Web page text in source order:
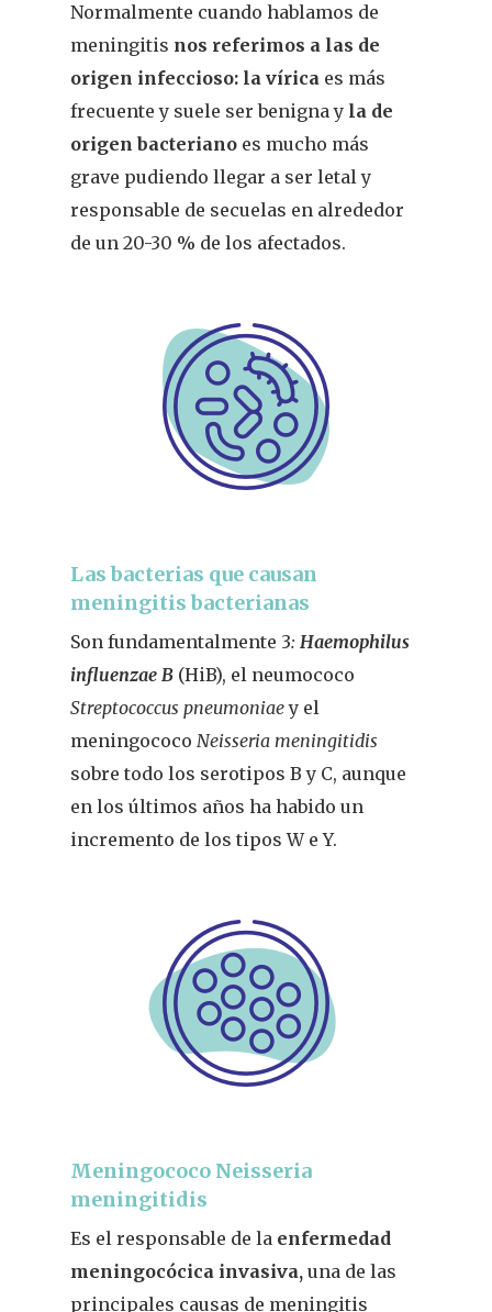
Normalmente cuando hablamos de
meningitis nos referimos a las de
origen infeccioso: la vírica es más
frecuente y suele ser benigna y la de
origen bacteriano es mucho más
grave pudiendo llegar a ser letaly
responsable de secuelas en alrededor
de un 20-30 % de los afectados.
Las bacterias que causan
meningitis bacterianas
Son fundamentalmente 3:Haemophilus
influenzae B (HiB), el neumococo
Streptococcus pneumoniaey el
meningococoNeisseria meningitidis
sobre todo los serotipos B y C, aunque
en los últimos años ha habido un
incremento de los tipos W e Y.
Meningococo Neisseria
meningitidis
Es el responsable de la enfermedad
meningocócica invasiva, una de las
principales causas de meningitis